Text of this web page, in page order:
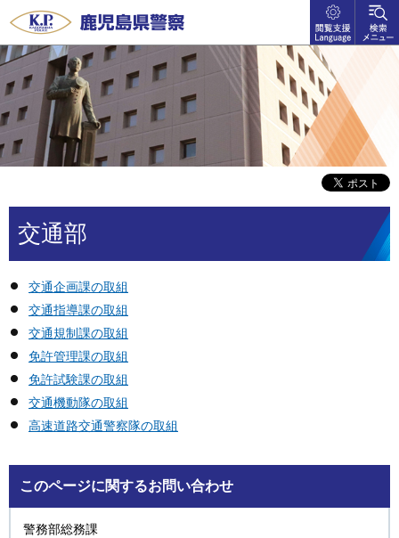
鹿児島県警察
閲覧支
援
language
検索メ
ニュー
交通部
交通企画課の取組
交通指導課の取組
交通規制課の取組
免許管理課の取組
免許試験課の取組
交通機動隊の取組
高速道路交通警察隊の取組
このページに関するお問い合わせ
警務部総務課